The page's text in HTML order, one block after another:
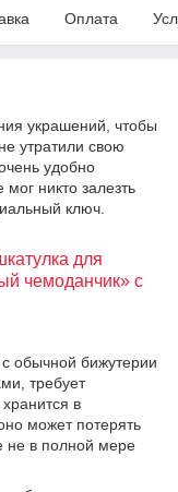
Оплата
украшений, чтобы
утратили свою
удобно
никто залезть
ключ.
для
чемоданчик» с
обычной бижутерии
требует
в
может потерять
не в полной мере